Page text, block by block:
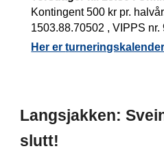
Kontingent 500 kr pr.
1503.88.70502 , VIPPS nr.
Her ert
Langsjakken:
slutt!